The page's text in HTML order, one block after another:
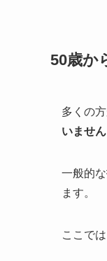
50歳か
多くの
いません
一般的
ます。
ここで